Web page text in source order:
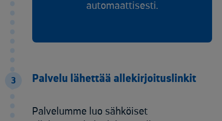
automaattisesti.
3 Palvelu lähettää allekirjoituslinkit
Palvelumme luo sähköiset